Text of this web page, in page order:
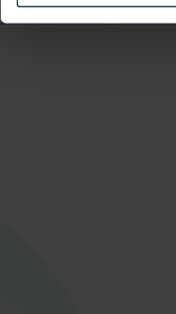
für deine Daten als auch für
und rufschädigende Schäden